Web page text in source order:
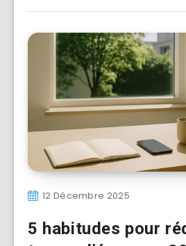
12 Décembre 2025
5 habitudes pour